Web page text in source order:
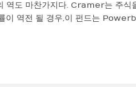
역도 마찬가지다. Cramer는 주
이 역전 될 경우,이 펀드는